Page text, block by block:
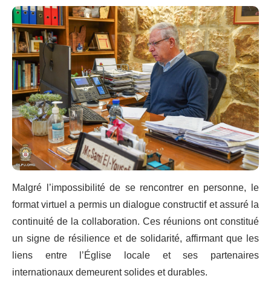
Malgré l’impossibilité de se rencontrer en personne, le
format virtuel a permis un dialogue constructif et assuré la
continuité de la collaboration. Ces réunions ont constitué
un signe de résilience et de solidarité, affirmant que les
liens entre l’Église locale et ses partenaires
internationaux demeurent solides et durables.